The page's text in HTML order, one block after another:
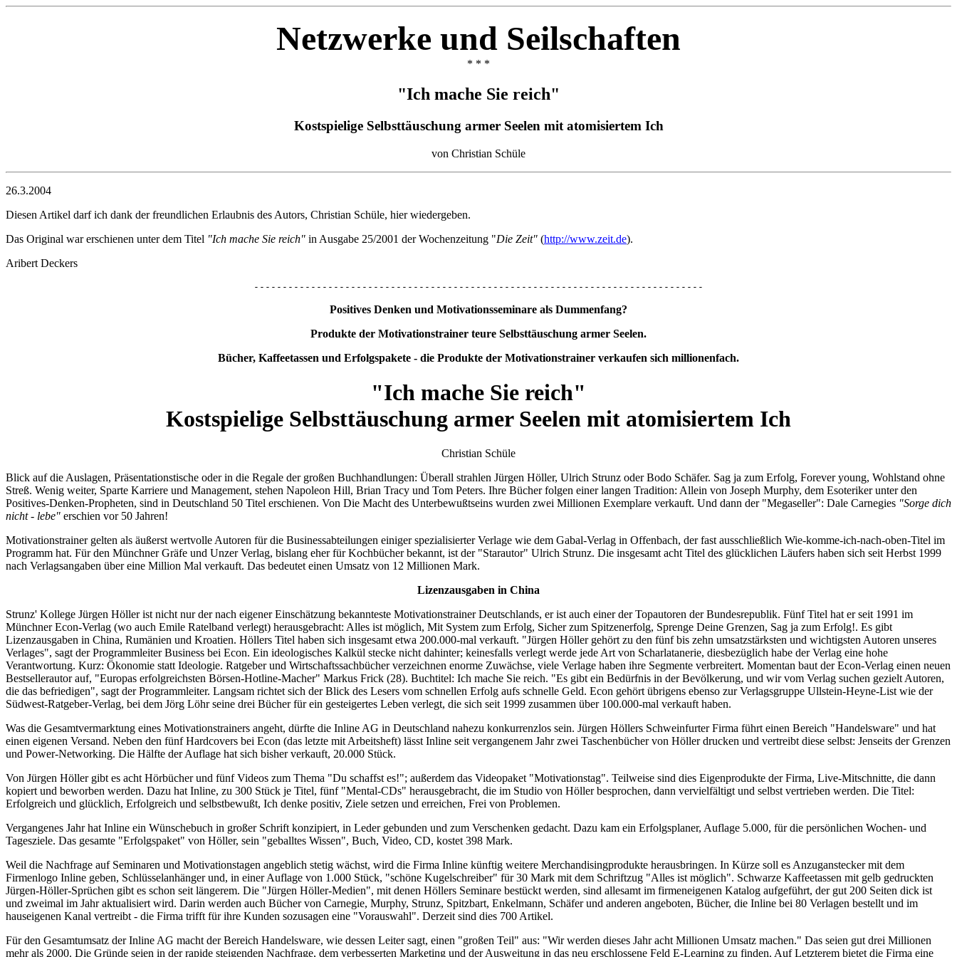
Netzwerke und Seilschaften
* * *
"Ich mache Sie reich"
Kostspielige Selbsttäuschung armer Seelen mit atomisiertem Ich
von Christian Schüle
26.3.2004
Diesen Artikel darf ich dank der freundlichen Erlaubnis des Autors, Christian Schüle, hier wiedergeben.
Das Original war erschienen unter dem Titel "Ich mache Sie reich" in Ausgabe 25/2001 der Wochenzeitung "Die Zeit" (http://www.zeit.de).
Aribert Deckers
-------------------------------------------------------------------------------
Positives Denken und Motivationsseminare als Dummenfang?
Produkte der Motivationstrainer teure Selbsttäuschung armer Seelen.
Bücher, Kaffeetassen und Erfolgspakete - die Produkte der Motivationstrainer verkaufen sich millionenfach.
"Ich mache Sie reich"
Kostspielige Selbsttäuschung armer Seelen mit atomisiertem Ich
Christian Schüle
Blick auf die Auslagen, Präsentationstische oder in die Regale der großen Buchhandlungen: Überall strahlen Jürgen Höller, Ulrich Strunz oder Bodo Schäfer. Sag ja zum Erfolg, Forever young, Wohlstand ohne
Streß. Wenig weiter, Sparte Karriere und Management, stehen Napoleon Hill, Brian Tracy und Tom Peters. Ihre Bücher folgen einer langen Tradition: Allein von Joseph Murphy, dem Esoteriker unter den
Positives-Denken-Propheten, sind in Deutschland 50 Titel erschienen. Von Die Macht des Unterbewußtseins wurden zwei Millionen Exemplare verkauft. Und dann der "Megaseller": Dale Carnegies "Sorge dich
nicht - lebe" erschien vor 50 Jahren!
Motivationstrainer gelten als äußerst wertvolle Autoren für die Businessabteilungen einiger spezialisierter Verlage wie dem Gabal-Verlag in Offenbach, der fast ausschließlich Wie-komme-ich-nach-oben-Titel im
Programm hat. Für den Münchner Gräfe und Unzer Verlag, bislang eher für Kochbücher bekannt, ist der "Starautor" Ulrich Strunz. Die insgesamt acht Titel des glücklichen Läufers haben sich seit Herbst 1999
nach Verlagsangaben über eine Million Mal verkauft. Das bedeutet einen Umsatz von 12 Millionen Mark.
Lizenzausgaben in China
Strunz' Kollege Jürgen Höller ist nicht nur der nach eigener Einschätzung bekannteste Motivationstrainer Deutschlands, er ist auch einer der Topautoren der Bundesrepublik. Fünf Titel hat er seit 1991 im
Münchner Econ-Verlag (wo auch Emile Ratelband verlegt) herausgebracht: Alles ist möglich, Mit System zum Erfolg, Sicher zum Spitzenerfolg, Sprenge Deine Grenzen, Sag ja zum Erfolg!. Es gibt
Lizenzausgaben in China, Rumänien und Kroatien. Höllers Titel haben sich insgesamt etwa 200.000-mal verkauft. "Jürgen Höller gehört zu den fünf bis zehn umsatzstärksten und wichtigsten Autoren unseres
Verlages", sagt der Programmleiter Business bei Econ. Ein ideologisches Kalkül stecke nicht dahinter; keinesfalls verlegt werde jede Art von Scharlatanerie, diesbezüglich habe der Verlag eine hohe
Verantwortung. Kurz: Ökonomie statt Ideologie. Ratgeber und Wirtschaftssachbücher verzeichnen enorme Zuwächse, viele Verlage haben ihre Segmente verbreitert. Momentan baut der Econ-Verlag einen neuen
Bestsellerautor auf, "Europas erfolgreichsten Börsen-Hotline-Macher" Markus Frick (28). Buchtitel: Ich mache Sie reich. "Es gibt ein Bedürfnis in der Bevölkerung, und wir vom Verlag suchen gezielt Autoren,
die das befriedigen", sagt der Programmleiter. Langsam richtet sich der Blick des Lesers vom schnellen Erfolg aufs schnelle Geld. Econ gehört übrigens ebenso zur Verlagsgruppe Ullstein-Heyne-List wie der
Südwest-Ratgeber-Verlag, bei dem Jörg Löhr seine drei Bücher für ein gesteigertes Leben verlegt, die sich seit 1999 zusammen über 100.000-mal verkauft haben.
Was die Gesamtvermarktung eines Motivationstrainers angeht, dürfte die Inline AG in Deutschland nahezu konkurrenzlos sein. Jürgen Höllers Schweinfurter Firma führt einen Bereich "Handelsware" und hat
einen eigenen Versand. Neben den fünf Hardcovers bei Econ (das letzte mit Arbeitsheft) lässt Inline seit vergangenem Jahr zwei Taschenbücher von Höller drucken und vertreibt diese selbst: Jenseits der Grenzen
und Power-Networking. Die Hälfte der Auflage hat sich bisher verkauft, 20.000 Stück.
Von Jürgen Höller gibt es acht Hörbücher und fünf Videos zum Thema "Du schaffst es!"; außerdem das Videopaket "Motivationstag". Teilweise sind dies Eigenprodukte der Firma, Live-Mitschnitte, die dann
kopiert und beworben werden. Dazu hat Inline, zu 300 Stück je Titel, fünf "Mental-CDs" herausgebracht, die im Studio von Höller besprochen, dann vervielfältigt und selbst vertrieben werden. Die Titel:
Erfolgreich und glücklich, Erfolgreich und selbstbewußt, Ich denke positiv, Ziele setzen und erreichen, Frei von Problemen.
Vergangenes Jahr hat Inline ein Wünschebuch in großer Schrift konzipiert, in Leder gebunden und zum Verschenken gedacht. Dazu kam ein Erfolgsplaner, Auflage 5.000, für die persönlichen Wochen- und
Tagesziele. Das gesamte "Erfolgspaket" von Höller, sein "geballtes Wissen", Buch, Video, CD, kostet 398 Mark.
Weil die Nachfrage auf Seminaren und Motivationstagen angeblich stetig wächst, wird die Firma Inline künftig weitere Merchandisingprodukte herausbringen. In Kürze soll es Anzuganstecker mit dem
Firmenlogo Inline geben, Schlüsselanhänger und, in einer Auflage von 1.000 Stück, "schöne Kugelschreiber" für 30 Mark mit dem Schriftzug "Alles ist möglich". Schwarze Kaffeetassen mit gelb gedruckten
Jürgen-Höller-Sprüchen gibt es schon seit längerem. Die "Jürgen Höller-Medien", mit denen Höllers Seminare bestückt werden, sind allesamt im firmeneigenen Katalog aufgeführt, der gut 200 Seiten dick ist
und zweimal im Jahr aktualisiert wird. Darin werden auch Bücher von Carnegie, Murphy, Strunz, Spitzbart, Enkelmann, Schäfer und anderen angeboten, Bücher, die Inline bei 80 Verlagen bestellt und im
hauseigenen Kanal vertreibt - die Firma trifft für ihre Kunden sozusagen eine "Vorauswahl". Derzeit sind dies 700 Artikel.
Für den Gesamtumsatz der Inline AG macht der Bereich Handelsware, wie dessen Leiter sagt, einen "großen Teil" aus: "Wir werden dieses Jahr acht Millionen Umsatz machen." Das seien gut drei Millionen
mehr als 2000. Die Gründe seien in der rapide steigenden Nachfrage, dem verbesserten Marketing und der Ausweitung in das neu erschlossene Feld E-Learning zu finden. Auf Letzterem bietet die Firma eine